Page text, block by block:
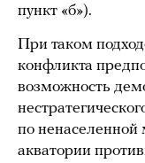
пункт «б»).
При таком
конфликта
возможность
по ненаселенной
акватории